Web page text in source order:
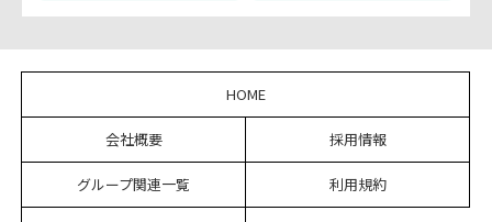
HOME
会社概要 採用情報
グループ関連一覧 利用規約